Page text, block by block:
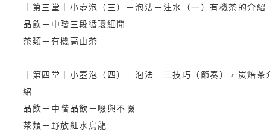
｜第三堂｜小壺泡（三）－泡法－注水（一）有機茶的介紹
品飲－中階三段循環細聞
茶類－有機高山茶
｜第四堂｜小壺泡（四）－泡法－三技巧（節奏），炭焙茶
紹
品飲－中階品飲－啜與不啜
茶類－野放紅水烏龍